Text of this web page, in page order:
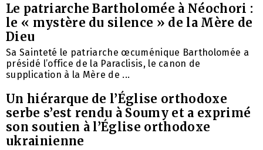
Le patriarche Bartholomée à Néochori :
le « mystère du silence » de la Mère de
Dieu
Sa Sainteté le patriarche œcuménique Bartholomée a
présidé l’office de la Paraclisis, le canon de
supplication à la Mère de ...
Un hiérarque de l’Église orthodoxe
serbe s’est rendu à Soumy et a exprimé
son soutien à l’Église orthodoxe
ukrainienne